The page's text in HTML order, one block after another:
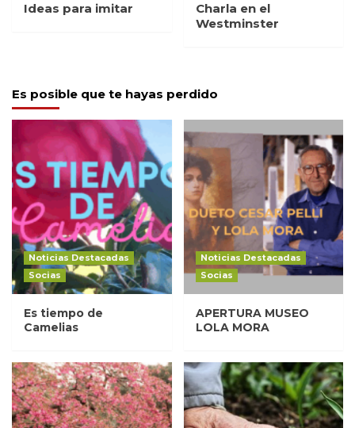
Ideas para imitar
Charla en el
Westminster
Es posible que te hayas perdido
Noticias Destacadas
Socias
Es tiempo de
Camelias
Noticias Destacadas
Socias
APERTURA MUSEO
LOLA MORA